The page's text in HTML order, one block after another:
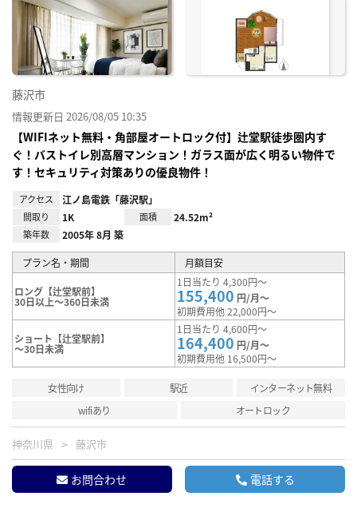
藤沢市
情報更新日 2026/08/05 10:35
【WIFIネット無料・角部屋オートロック付】辻堂駅徒歩圏内す
ぐ！バストイレ別高層マンション！ガラス面が広く明るい物件で
す！セキュリティ対策ありの優良物件！
アクセス 江ノ島電鉄「藤沢駅」
間取り 1K 面積 24.52m²
築年数 2005年 8月 築
プラン名・期間 月額目安
ロング【辻堂駅前】
30日以上～360日未満
1日当たり 4,300円～
155,400 円/月～
初期費用他 22,000円～
ショート【辻堂駅前】
～30日未満
1日当たり 4,600円～
164,400 円/月～
初期費用他 16,500円～
女性向け 駅近
インターネット無料
wifiあり
オートロック
神奈川県 藤沢市
お問合わせ 電話する